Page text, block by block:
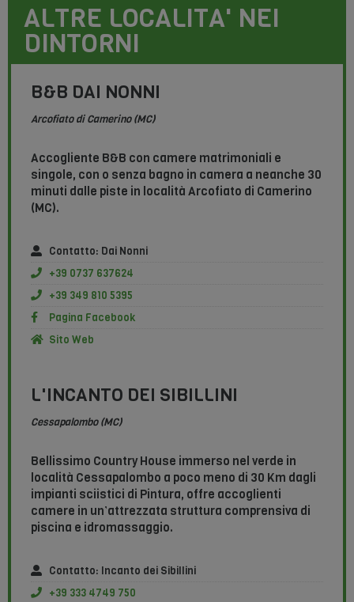
ALTRE LOCALITA' NEI
DINTORNI​
B&B DAI NONNI
Arcofiato di Camerino (MC)
Accogliente B&B con camere matrimoniali e
singole, con o senza bagno in camera a neanche 30
minuti dalle piste in località Arcofiato di Camerino
(MC).
Contatto: Dai Nonni
+39 0737 637624
+39 349 810 5395
Pagina Facebook
Sito Web
L'INCANTO DEI SIBILLINI
Cessapalombo (MC)
Bellissimo Country House immerso nel verde in
località Cessapalombo a poco meno di 30 Km dagli
impianti sciistici di Pintura, offre accoglienti
camere in un’attrezzata struttura comprensiva di
piscina e idromassaggio.
Contatto: Incanto dei Sibillini
+39 333 4749 750